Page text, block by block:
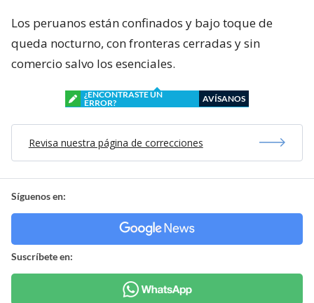
Los peruanos están confinados y bajo toque de
queda nocturno, con fronteras cerradas y sin
comercio salvo los esenciales.
¿ENCONTRASTE UN
ERROR?
AVÍSANOS
Revisa nuestra página de correcciones
Síguenos en:
Suscríbete en: